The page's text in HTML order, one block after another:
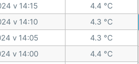
v 14:15
4.4 °C
v 14:10
4.3 °C
v 14:05
4.3 °C
v 14:00
4.4 °C